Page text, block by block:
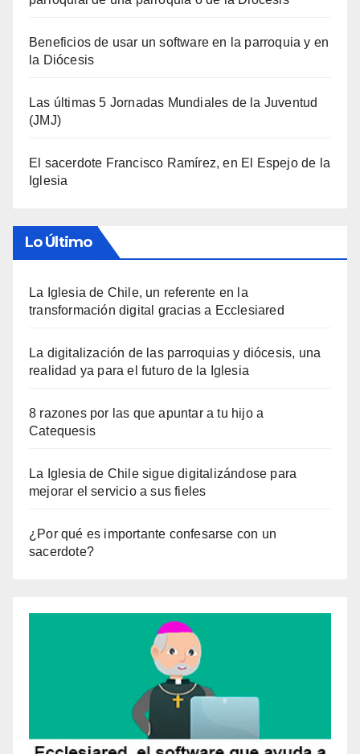
Beneficios de usar un software en la parroquia y en
la Diócesis
Las últimas 5 Jornadas Mundiales de la Juventud
(JMJ)
El sacerdote Francisco Ramírez, en El Espejo de la
Iglesia
Lo Último
La Iglesia de Chile, un referente en la
transformación digital gracias a Ecclesiared
La digitalización de las parroquias y diócesis, una
realidad ya para el futuro de la Iglesia
8 razones por las que apuntar a tu hijo a
Catequesis
La Iglesia de Chile sigue digitalizándose para
mejorar el servicio a sus fieles
¿Por qué es importante confesarse con un
sacerdote?